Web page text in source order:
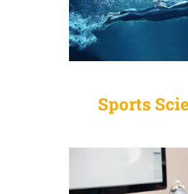
Sports